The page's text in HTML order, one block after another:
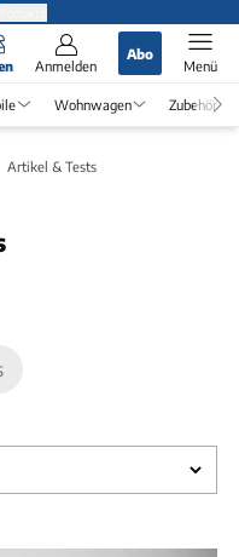
Anmelden
Abo
Menü
Wohnwagen Zubehör
Artikel & Tests